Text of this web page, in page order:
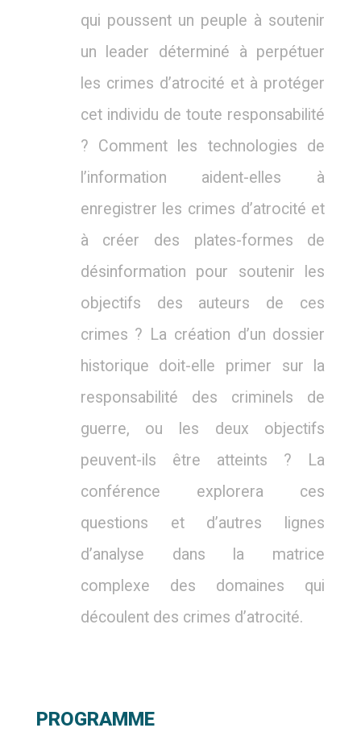
qui poussent un peuple à soutenir
un leader déterminé à perpétuer
les crimes d’atrocité et à protéger
cet individu de toute responsabilité
? Comment les technologies de
l’information aident-elles à
enregistrer les crimes d’atrocité et
à créer des plates-formes de
désinformation pour soutenir les
objectifs des auteurs de ces
crimes ? La création d’un dossier
historique doit-elle primer sur la
responsabilité des criminels de
guerre, ou les deux objectifs
peuvent-ils être atteints ? La
conférence explorera ces
questions et d’autres lignes
d’analyse dans la matrice
complexe des domaines qui
découlent des crimes d’atrocité.
PROGRAMME